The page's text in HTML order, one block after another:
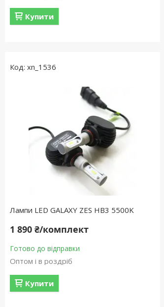
Купити
xn_1536
Лампи LED GALAXY ZES HB3 5500K
1 890 ₴/комплект
Готово до відправки
Оптом і в роздріб
Купити